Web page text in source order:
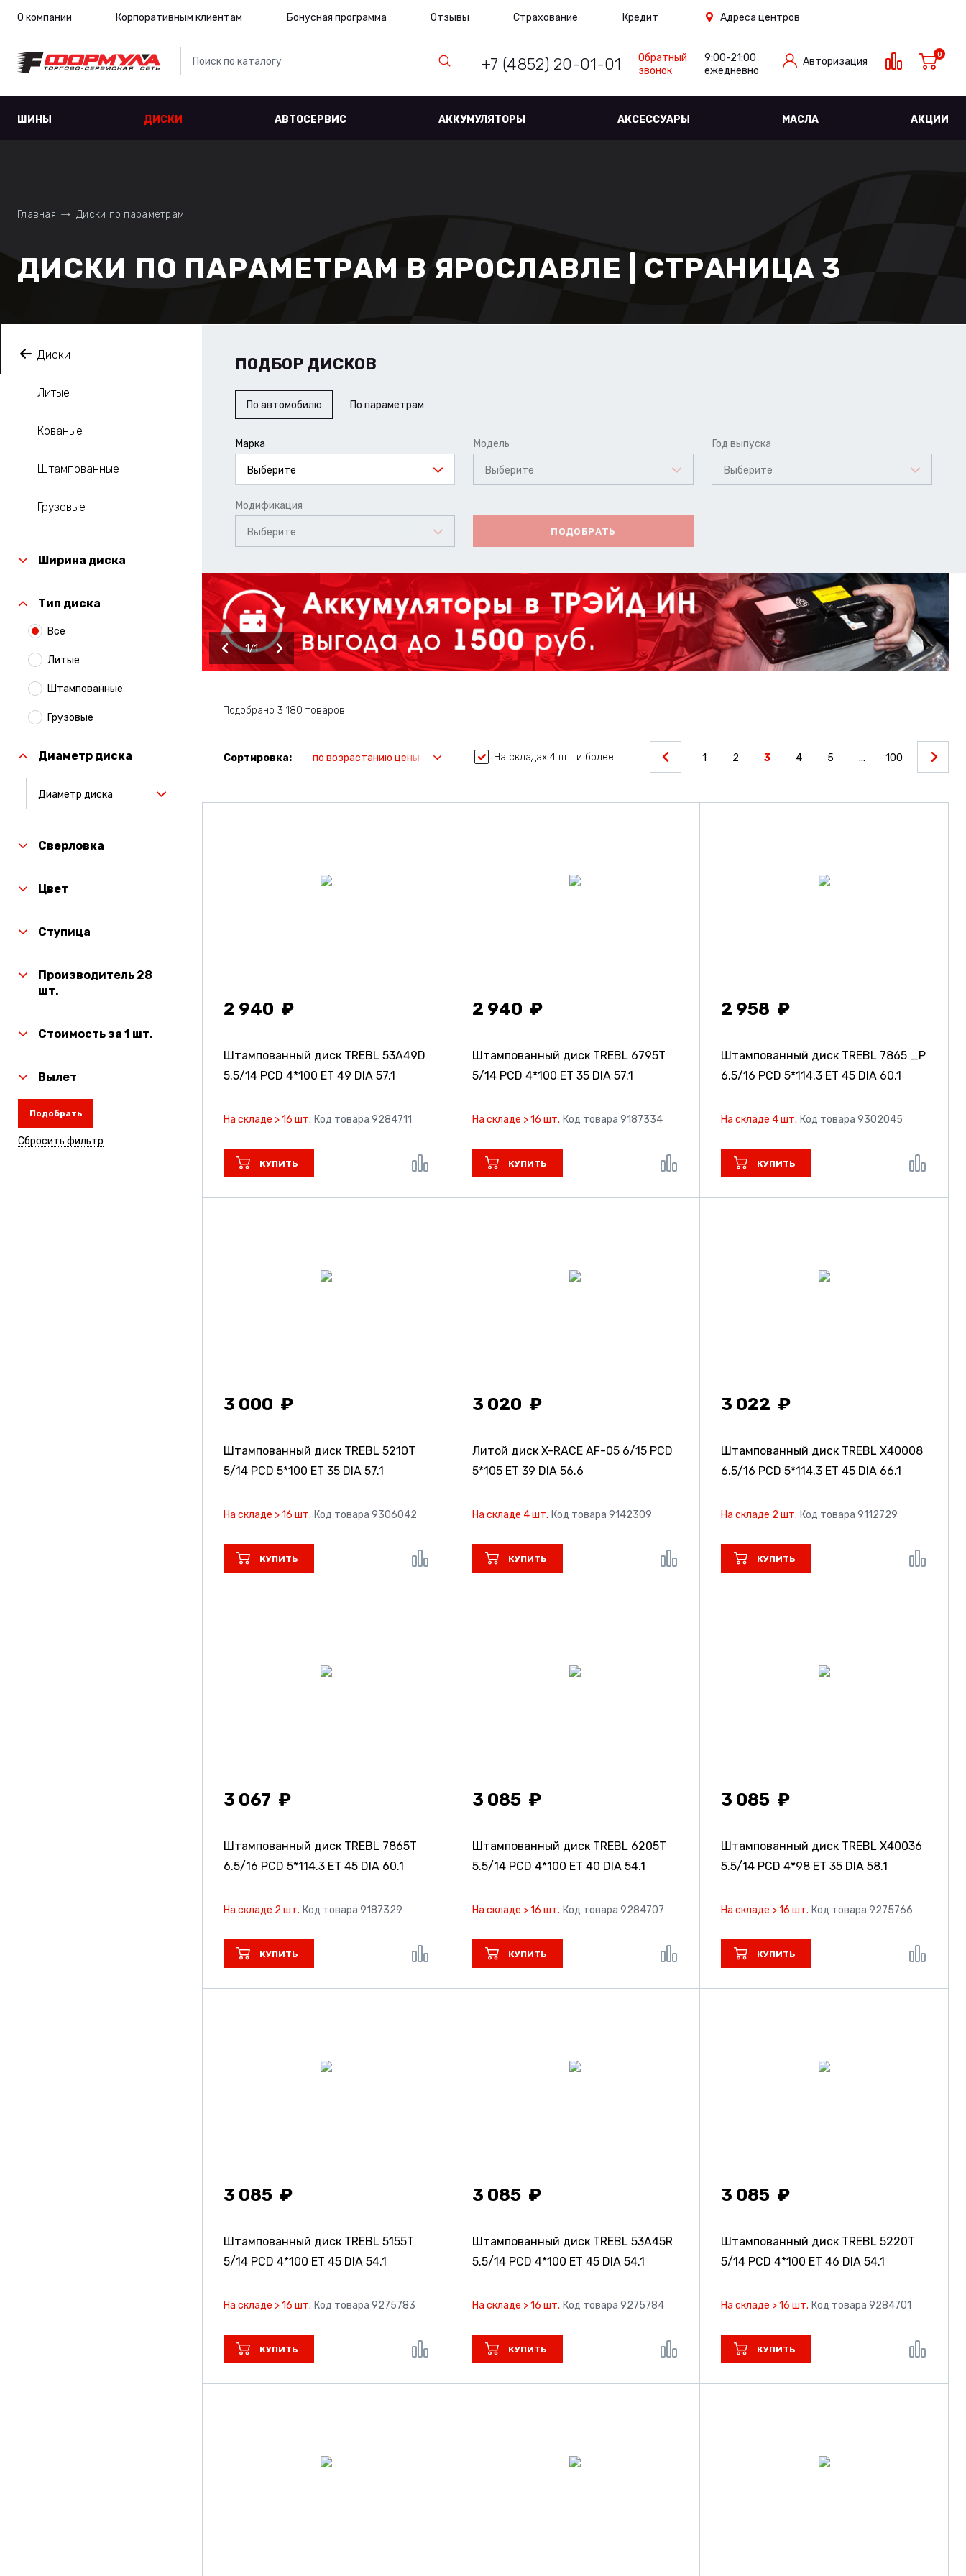
О компании Корпоративным клиентам Бонусная программа Отзывы Страхование Кредит Адреса центров
+7 (4852) 20-01-01
Обратный
звонок
9:00-21:00
ежедневно
Авторизация
0
ШИНЫ ДИСКИ АВТОСЕРВИС АККУМУЛЯТОРЫ АКСЕССУАРЫ МАСЛА АКЦИИ
Главная Диски по параметрам
ДИСКИ ПО ПАРАМЕТРАМ В ЯРОСЛАВЛЕ | СТРАНИЦА 3
Диски
Литые
Кованые
Штампованные
Грузовые
Ширина диска
Тип диска
Все
Литые
Штампованные
Грузовые
Диаметр диска
Диаметр диска
Сверловка
Цвет
Ступица
Производитель 28
шт.
Стоимость за 1 шт.
Вылет
Подобрать
Сбросить фильтр
ПОДБОР ДИСКОВ
По автомобилю По параметрам
Марка
Выберите
Модель
Выберите
Год выпуска
Выберите
Модификация
Выберите ПОДОБРАТЬ
1 1
Подобрано 3 180 товаров
Сортировка: по возрастанию цены На складах 4 шт. и более 1 2 3 4 5 ... 100
2 940
Штампованный диск TREBL 53A49D
5.5/14 PCD 4*100 ET 49 DIA 57.1
На складе > 16 шт. Код товара 9284711
КУПИТЬ
2 940
Штампованный диск TREBL 6795T
5/14 PCD 4*100 ET 35 DIA 57.1
На складе > 16 шт. Код товара 9187334
КУПИТЬ
2 958
Штампованный диск TREBL 7865 _P
6.5/16 PCD 5*114.3 ET 45 DIA 60.1
На складе 4 шт. Код товара 9302045
КУПИТЬ
3 000
Штампованный диск TREBL 5210T
5/14 PCD 5*100 ET 35 DIA 57.1
На складе > 16 шт. Код товара 9306042
КУПИТЬ
3 020
Литой диск X-RACE AF-05 6/15 PCD
5*105 ET 39 DIA 56.6
На складе 4 шт. Код товара 9142309
КУПИТЬ
3 022
Штампованный диск TREBL X40008
6.5/16 PCD 5*114.3 ET 45 DIA 66.1
На складе 2 шт. Код товара 9112729
КУПИТЬ
3 067
Штампованный диск TREBL 7865T
6.5/16 PCD 5*114.3 ET 45 DIA 60.1
На складе 2 шт. Код товара 9187329
КУПИТЬ
3 085
Штампованный диск TREBL 6205T
5.5/14 PCD 4*100 ET 40 DIA 54.1
На складе > 16 шт. Код товара 9284707
КУПИТЬ
3 085
Штампованный диск TREBL X40036
5.5/14 PCD 4*98 ET 35 DIA 58.1
На складе > 16 шт. Код товара 9275766
КУПИТЬ
3 085
Штампованный диск TREBL 5155T
5/14 PCD 4*100 ET 45 DIA 54.1
На складе > 16 шт. Код товара 9275783
КУПИТЬ
3 085
Штампованный диск TREBL 53A45R
5.5/14 PCD 4*100 ET 45 DIA 54.1
На складе > 16 шт. Код товара 9275784
КУПИТЬ
3 085
Штампованный диск TREBL 5220T
5/14 PCD 4*100 ET 46 DIA 54.1
На складе > 16 шт. Код товара 9284701
КУПИТЬ